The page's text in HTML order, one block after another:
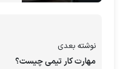
مقدمه
نوشته بعدی
مهارت کار تیمی چیست؟